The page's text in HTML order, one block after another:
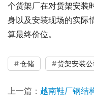
个货架厂在对货架安装
身以及安装现场的实际
算最终价位。
仓储 货架安装公
上一篇： 越南鞋厂钢结